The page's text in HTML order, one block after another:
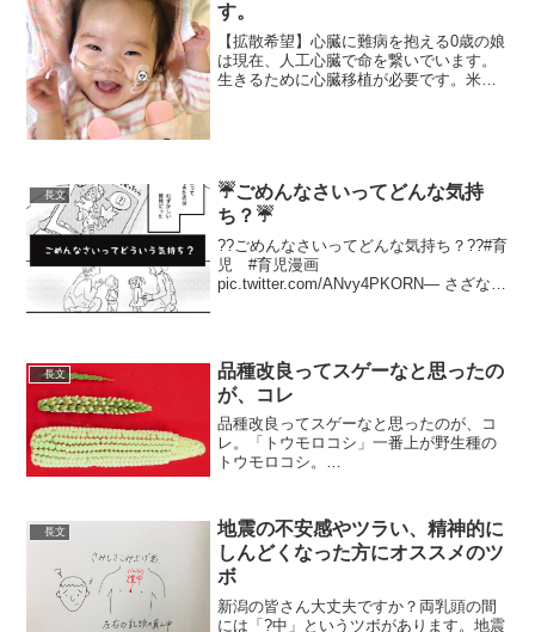
す。
【拡散希望】心臓に難病を抱える0歳の娘
は現在、人工心臓で命を繋いでいます。
生きるために心臓移植が必要です。米国
長文
☔️ごめんなさいってどんな気持
ち？☔️
??ごめんなさいってどんな気持ち？??#育
児 #育児漫画
pic.twitter.com/ANvy4PKORN— さざなみ
長文
品種改良ってスゲーなと思ったの
が、コレ
品種改良ってスゲーなと思ったのが、コ
レ。「トウモロコシ」一番上が野生種の
トウモロコシ。
ポップコーンを作っ...
長文
地震の不安感やツラい、精神的に
しんどくなった方にオススメのツ
ボ
新潟の皆さん大丈夫ですか？両乳頭の間
には「?中」というツボがあります。地震